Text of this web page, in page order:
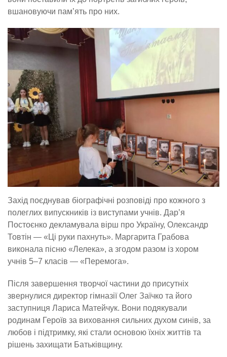
вшановуючи пам’ять про них.
Захід поєднував біографічні розповіді про кожного з
полеглих випускників із виступами учнів. Дар’я
Постоєнко декламувала вірш про Україну, Олександр
Товтін — «Ці руки пахнуть». Маргарита Грабова
виконала пісню «Лелека», а згодом разом із хором
учнів 5–7 класів — «Перемога».
Після завершення творчої частини до присутніх
звернулися директор гімназії Олег Заїчко та його
заступниця Лариса Матейчук. Вони подякували
родинам Героїв за виховання сильних духом синів, за
любов і підтримку, які стали основою їхніх життів та
рішень захищати Батьківщину.